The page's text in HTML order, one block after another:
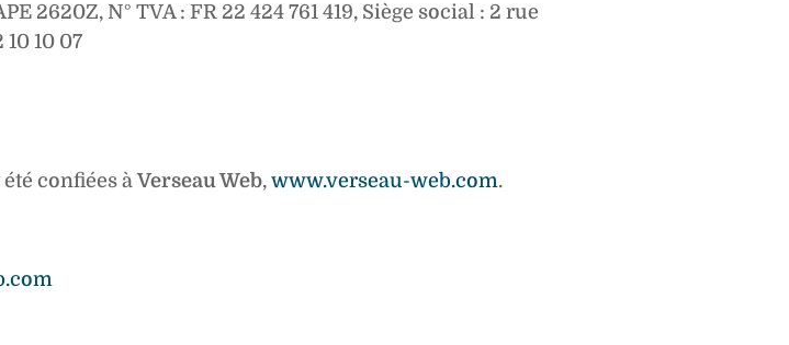
2620Z, N° TVA : FR 22 424 761 419, Siège social : 2 rue
10 07
confiées àVerseau Web,www.verseau-web.com.